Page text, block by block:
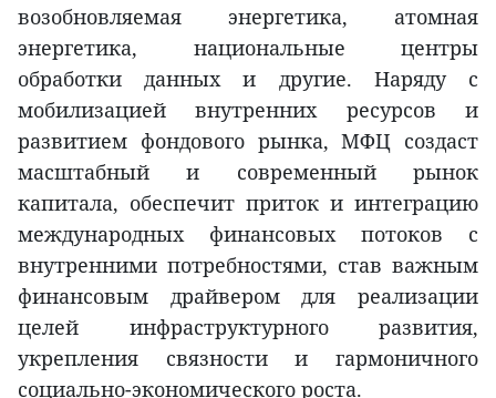
возобновляемая энергетика, атомная
энергетика, национальные центры
обработки данных и другие. Наряду с
мобилизацией внутренних ресурсов и
развитием фондового рынка, МФЦ создаст
масштабный и современный рынок
капитала, обеспечит приток и интеграцию
международных финансовых потоков с
внутренними потребностями, став важным
финансовым драйвером для реализации
целей инфраструктурного развития,
укрепления связности и гармоничного
социально-экономического роста.